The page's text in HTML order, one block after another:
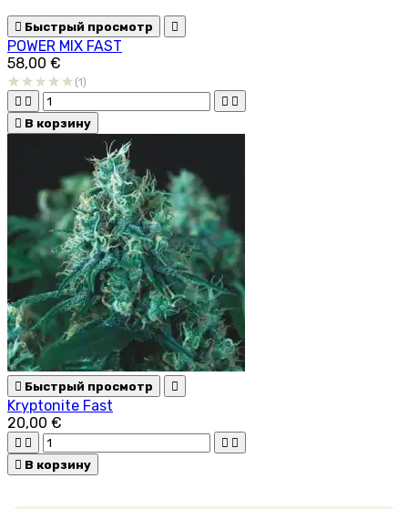
 Быстрый просмотр 
POWER MIX FAST
58,00 €
(1)
   
 В корзину
 Быстрый просмотр 
Kryptonite Fast
20,00 €
   
 В корзину